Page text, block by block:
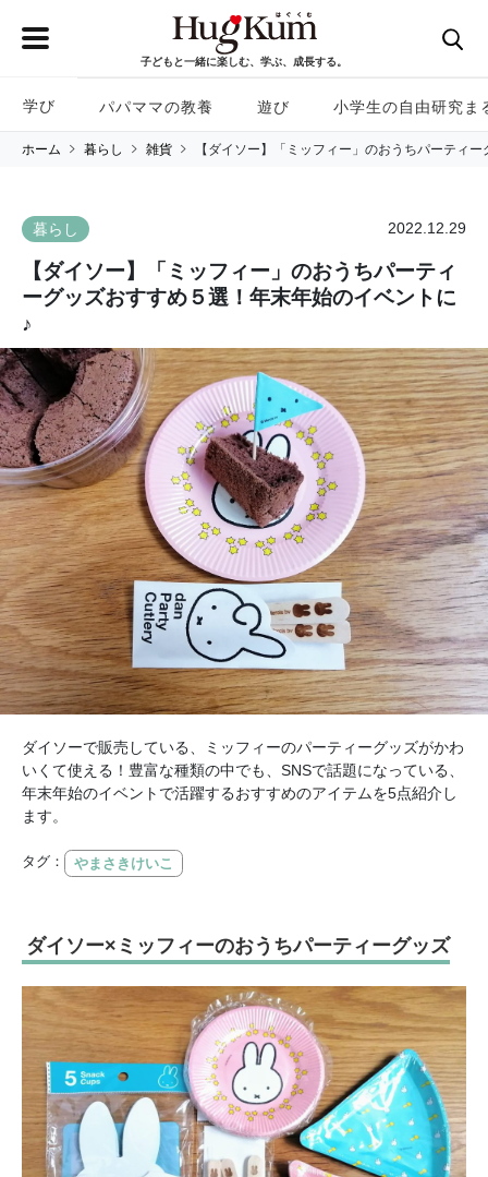
子どもと一緒に楽しむ、学ぶ、成長する。
学び パパママの教養 遊び 小学生の自由研究ま
ホーム 暮らし 雑貨 【ダイソー】「ミッフィー」のおうちパーティ
暮らし 2022.12.29
【ダイソー】「ミッフィー」のおうちパーティ
ーグッズおすすめ５選！年末年始のイベントに
♪
ダイソーで販売している、ミッフィーのパーティーグッズがかわ
いくて使える！豊富な種類の中でも、SNSで話題になっている、
年末年始のイベントで活躍するおすすめのアイテムを5点紹介し
ます。
タグ： やまさきけいこ
ダイソー×ミッフィーのおうちパーティーグッズ